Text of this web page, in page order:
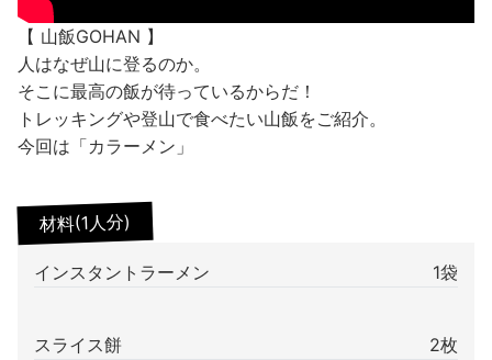
【 山飯GOHAN 】
人はなぜ山に登るのか。
そこに最高の飯が待っているからだ！
トレッキングや登山で食べたい山飯をご紹介。
今回は「カラーメン」
材料(1人分)
インスタントラーメン 1袋
スライス餅 2枚